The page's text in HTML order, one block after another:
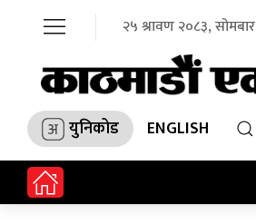
२५ श्रावण २०८३, सोमबार
युनिकोड ENGLISH